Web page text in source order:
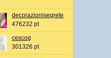
decorazionisegrete
476232 pt
cescog
301326 pt